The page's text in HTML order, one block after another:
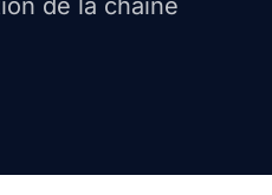
de la chaîne